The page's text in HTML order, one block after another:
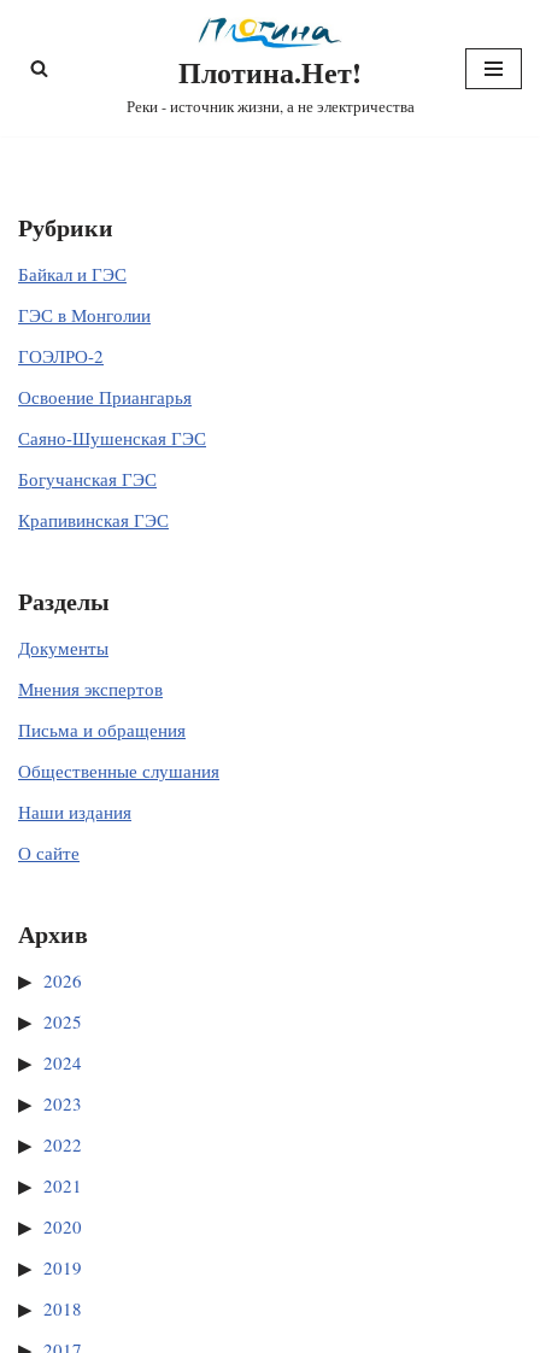
Перейти
Плотина.Нет!
Реки - источник жизни, а не электричества
Рубрики
Байкал и ГЭС
ГЭС в Монголии
ГОЭЛРО-2
Освоение Приангарья
Саяно-Шушенская ГЭС
Богучанская ГЭС
Крапивинская ГЭС
Разделы
Документы
Мнения экспертов
Письма и обращения
Общественные слушания
Наши издания
О сайте
Архив
2026
2025
2024
2023
2022
2021
2020
2019
2018